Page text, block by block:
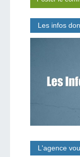
Les infos
L'agence